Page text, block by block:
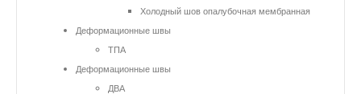
Холодный шов опалубочная мембранная
Деформационные швы
ТПА
Деформационные швы
ДВА